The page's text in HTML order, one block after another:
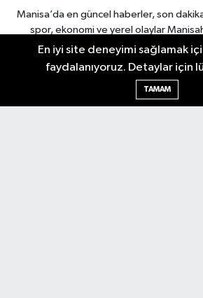
Manisa’da en güncel haberler, son
spor, ekonomi ve yerel olaylar
haberlerini anbean takip
Manisa Nöbetçi Eczaneler
En iyi site deneyimi sağlamak
faydalanıyoruz. Detaylar için
TAMAM